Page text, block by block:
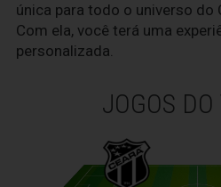
única para todo o universo do
Com ela, você terá uma
personalizada.
JOGOS DO